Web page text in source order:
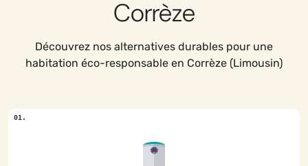
Corrèze
Découvrez nos alternatives durables pour une
habitation éco-responsable en Corrèze (Limousin)